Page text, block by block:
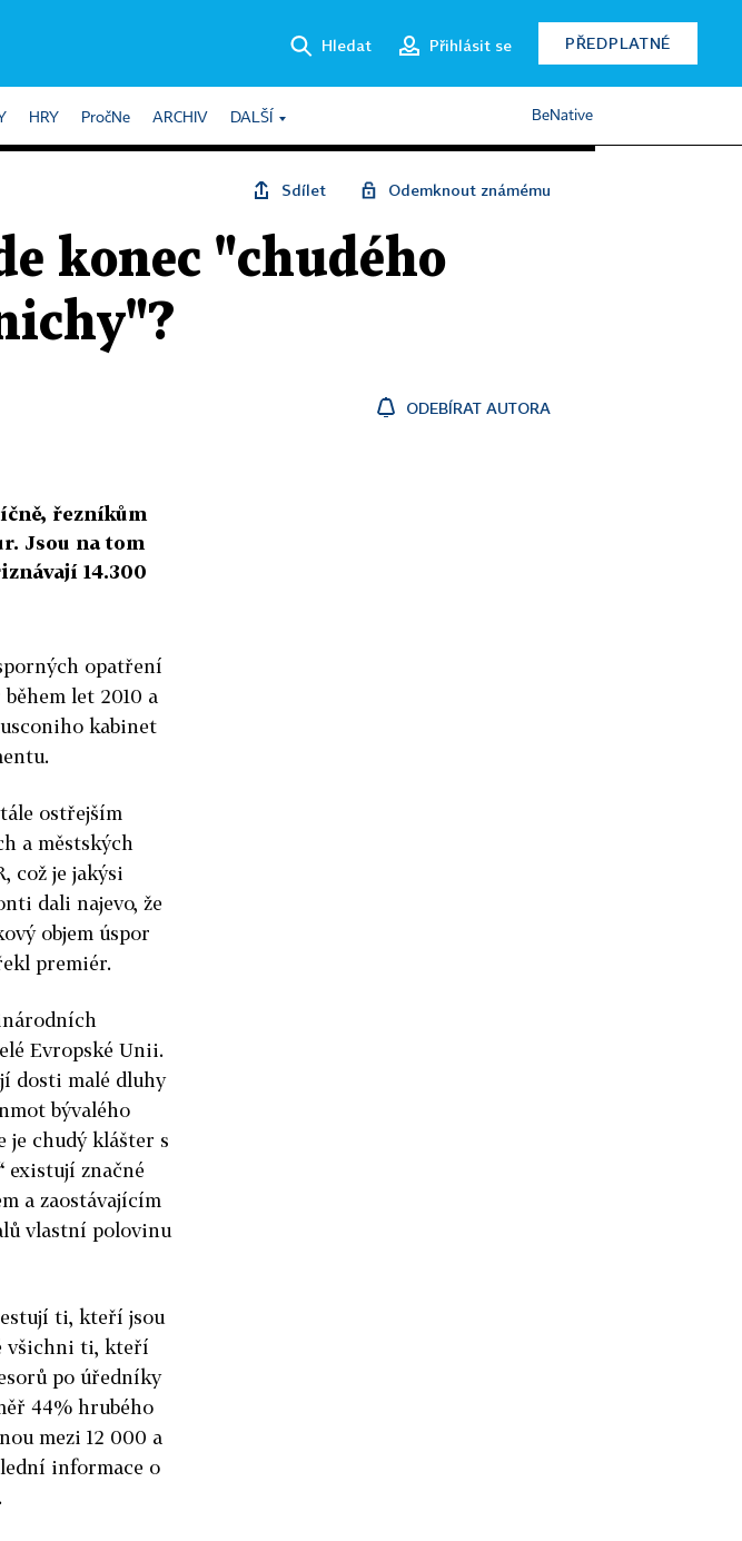
Hledat Přihlásit se PŘEDPLATNÉ
HRY PročNe ARCHIV DALŠÍ BeNative
Sdílet Odemknout známému
konec "chudého
ODEBÍRAT AUTORA
řezníkům
Jsou na tom
14.300
opatření
let 2010 a
kabinet
ostřejším
a městských
což je jakýsi
dali najevo, že
objem úspor
premiér.
Evropské Unii.
dosti malé dluhy
bývalého
je chudý klášter s
existují značné
a zaostávajícím
vlastní polovinu
ti, kteří jsou
všichni ti, kteří
po úředníky
44% hrubého
mezi 12 000 a
informace o